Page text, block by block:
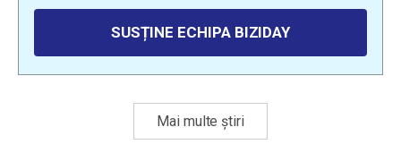
SUSȚINE ECHIPA BIZIDAY
Mai multe știri